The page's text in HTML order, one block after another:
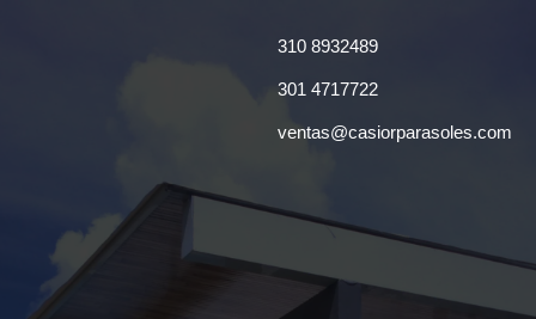
310 8932489
301 4717722
ventas@casiorparasoles.com